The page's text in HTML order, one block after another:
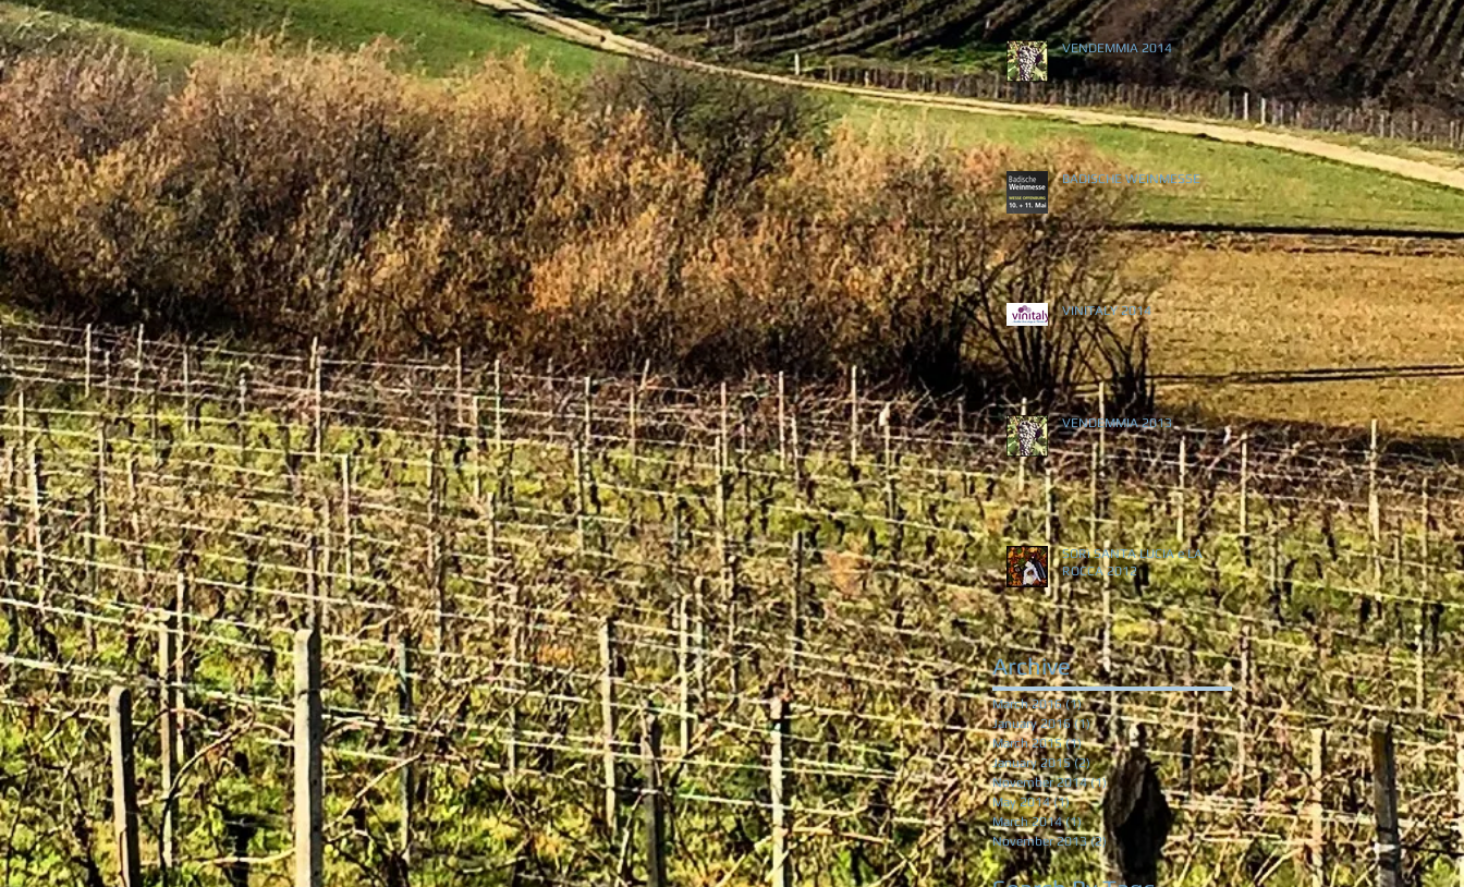
VENDEMMIA 2014
BADISCHE WEINMESSE
VINITALY 2014
VENDEMMIA 2013
SORì SANTA LUCIA e LA
ROCCA 2012
Archive
March 2016 (1)1 post
January 2016 (1)1 post
March 2015 (1)1 post
January 2015 (2)2 posts
November 2014 (1)1 post
May 2014 (1)1 post
March 2014 (1)1 post
November 2013 (2)2 posts